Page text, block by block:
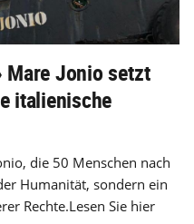
Mare Jonio setzt
italienische
die 50 Menschen nach
Humanität, sondern ein
Rechte.Lesen Sie hier